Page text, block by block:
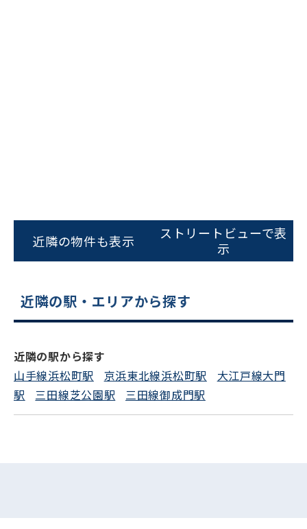
スムーズにご案内できます
0120-620-213
電話でお問い合わせ
近隣の物件も表示
ストリートビューで表
示
近隣の駅・エリアから探す
近隣の駅から探す
山手線浜松町駅
京浜東北線浜松町駅
大江戸線大門
駅
三田線芝公園駅 三田線御成門駅